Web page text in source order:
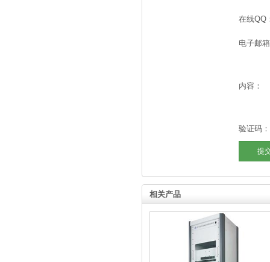
在线QQ
电子邮
内容：
验证码：
相关产品